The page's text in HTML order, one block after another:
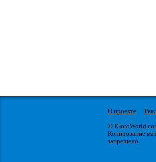
О проекте
©
Копирование
запрещено.